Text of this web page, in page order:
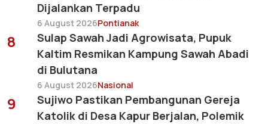
Dijalankan Terpadu
6 August 2026Pontianak
8
Sulap Sawah Jadi Agrowisata, Pupuk
Kaltim Resmikan Kampung Sawah Abadi
di Bulutana
6 August 2026Nasional
9
Sujiwo Pastikan Pembangunan Gereja
Katolik di Desa Kapur Berjalan, Polemik